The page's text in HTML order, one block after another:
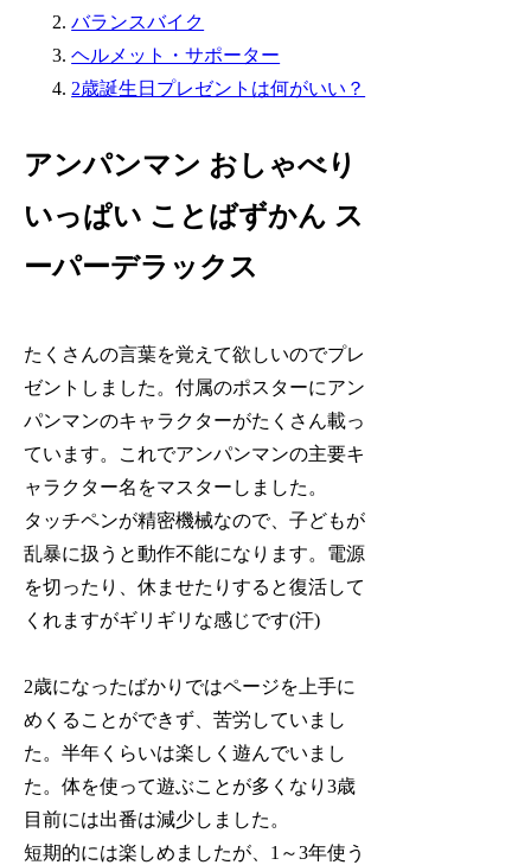
バランスバイク
ヘルメット・サポーター
2歳誕生日プレゼントは何がいい？
アンパンマン おしゃべり
いっぱい ことばずかん ス
ーパーデラックス
たくさんの言葉を覚えて欲しいのでプレ
ゼントしました。付属のポスターにアン
パンマンのキャラクターがたくさん載っ
ています。これでアンパンマンの主要キ
ャラクター名をマスターしました。
タッチペンが精密機械なので、子どもが
乱暴に扱うと動作不能になります。電源
を切ったり、休ませたりすると復活して
くれますがギリギリな感じです(汗)
2歳になったばかりではページを上手に
めくることができず、苦労していまし
た。半年くらいは楽しく遊んでいまし
た。体を使って遊ぶことが多くなり3歳
目前には出番は減少しました。
短期的には楽しめましたが、1～3年使う